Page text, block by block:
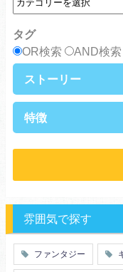
タグ
OR検索
AND検索
ストーリー
ラブストーリー
特徴
職業
特殊能力
百合
萌え系
仲間
雰囲気で探す
ファンタジー